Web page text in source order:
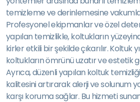
temizleme ve derinlemesine
Profesyonel ekipmanlar ve özel
yapılan temizlikle, koltukların
kirler etkili bir şekilde çıkarılır. Koltuk
koltukların ömrünü uzatır ve estetik
Ayrıca, düzenli yapılan koltuk
kalitesini artırarak alerji ve solunum
karşı koruma sağlar. Bu hizmeti